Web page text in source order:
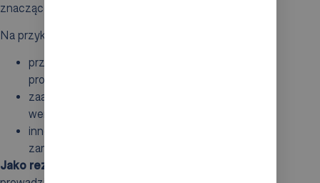
znacząco ułatwiają planowanie procesów kompletacji.
Na przykład:
przenośniki taśmowe sprawnie transportują
produkty do pickerów,
zaawansowane systemy skanowania szybko
weryfikują poprawność zamówienia,
innowacje te sprawiają, że proces realizacji
zamówień staje się bardziej uporządkowany.
Jako rezultat